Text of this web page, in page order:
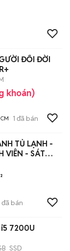
ĐỔI ĐỜI
khoán)
1 đã bán
TỦ LẠNH -
VIÊN - SÁT
đã bán
7200U
SSD